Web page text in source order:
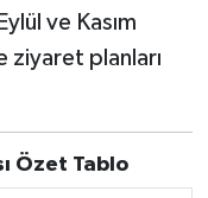
ve Kasım
ziyaret planları
Özet Tablo